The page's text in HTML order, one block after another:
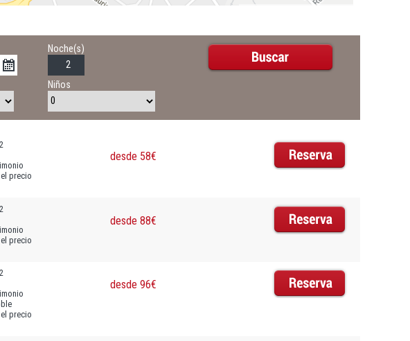
Noche(s)
Niños
precio
desde 58€
precio
desde 88€
precio
desde 96€